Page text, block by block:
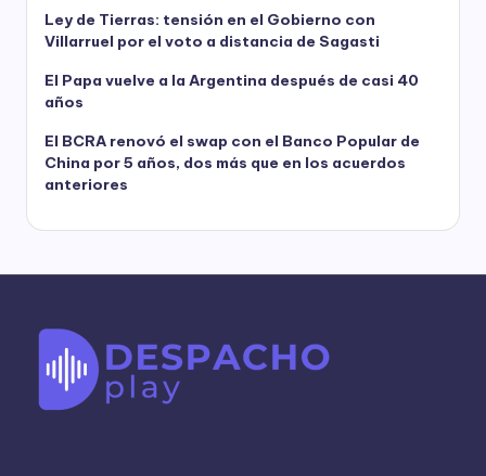
Ley de Tierras: tensión en el Gobierno con
Villarruel por el voto a distancia de Sagasti
El Papa vuelve a la Argentina después de casi 40
años
El BCRA renovó el swap con el Banco Popular de
China por 5 años, dos más que en los acuerdos
anteriores